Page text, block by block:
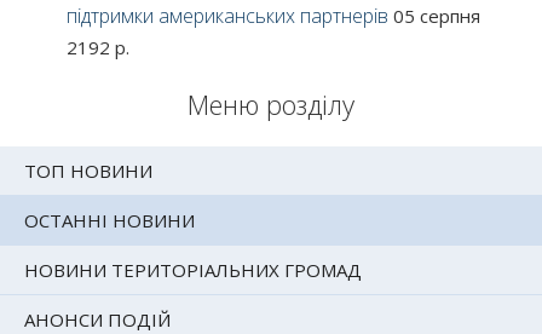
Меню розділу
ТОП НОВИНИ
ОСТАННІ НОВИНИ
НОВИНИ ТЕРИТОРІАЛЬНИХ ГРОМАД
АНОНСИ ПОДІЙ
підтримки американських партнерів 05 серпня
2192 р.